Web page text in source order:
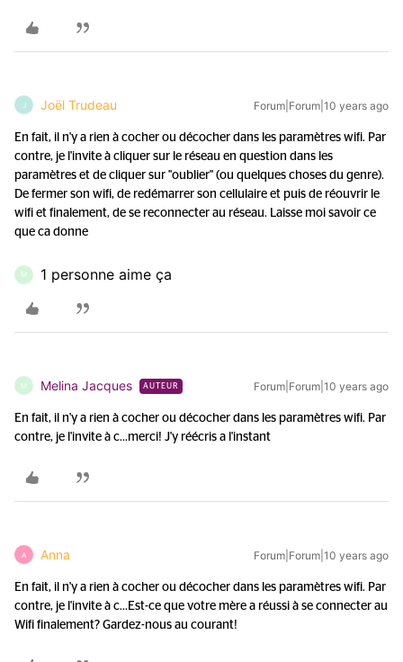
J Joël Trudeau Forum|Forum|10 years ago
En fait, il n'y a rien à cocher ou décocher dans les paramètres wifi. Par
contre, je l'invite à cliquer sur le réseau en question dans les
paramètres et de cliquer sur "oublier" (ou quelques choses du genre).
De fermer son wifi, de redémarrer son cellulaire et puis de réouvrir le
wifi et finalement, de se reconnecter au réseau. Laisse moi savoir ce
que ca donne
M 1 personne aime ça
M Melina Jacques AUTEUR Forum|Forum|10 years ago
En fait, il n'y a rien à cocher ou décocher dans les paramètres wifi. Par
contre, je l'invite à c...merci! J'y réécris a l'instant
A Anna Forum|Forum|10 years ago
En fait, il n'y a rien à cocher ou décocher dans les paramètres wifi. Par
contre, je l'invite à c...Est-ce que votre mère a réussi à se connecter au
Wifi finalement? Gardez-nous au courant!